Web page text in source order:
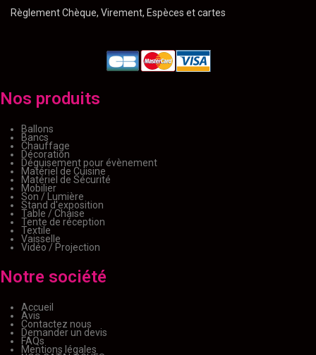
Règlement Chèque, Virement, Espèces et cartes
Nos produits
Ballons
Bancs
Chauffage
Décoration
Déguisement pour évènement
Matériel de Cuisine
Matériel de Sécurité
Mobilier
Son / Lumière
Stand d'exposition
Table / Chaise
Tente de réception
Textile
Vaisselle
Vidéo / Projection
Notre société
Accueil
Avis
Contactez nous
Demander un devis
FAQs
Mentions légales